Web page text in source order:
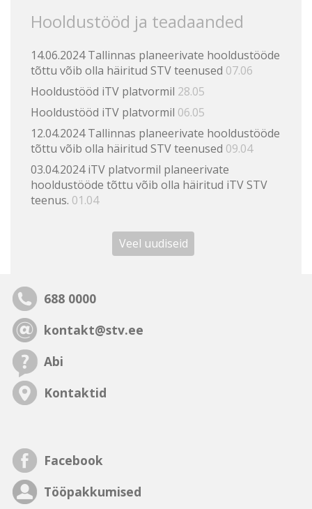
Hooldustööd ja teadaanded
14.06.2024 Tallinnas planeerivate hooldustööde
tõttu võib olla häiritud STV teenused 07.06
Hooldustööd iTV platvormil 28.05
Hooldustööd iTV platvormil 06.05
12.04.2024 Tallinnas planeerivate hooldustööde
tõttu võib olla häiritud STV teenused 09.04
03.04.2024 iTV platvormil planeerivate
hooldustööde tõttu võib olla häiritud iTV STV
teenus. 01.04
Veel uudiseid
688 0000
kontakt@stv.ee
Abi
Kontaktid
Facebook
Tööpakkumised